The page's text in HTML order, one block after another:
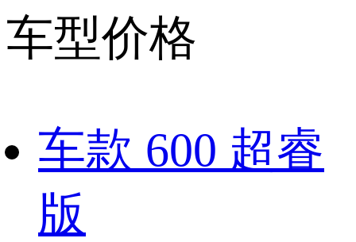
车型价格
车款 600 超睿
版